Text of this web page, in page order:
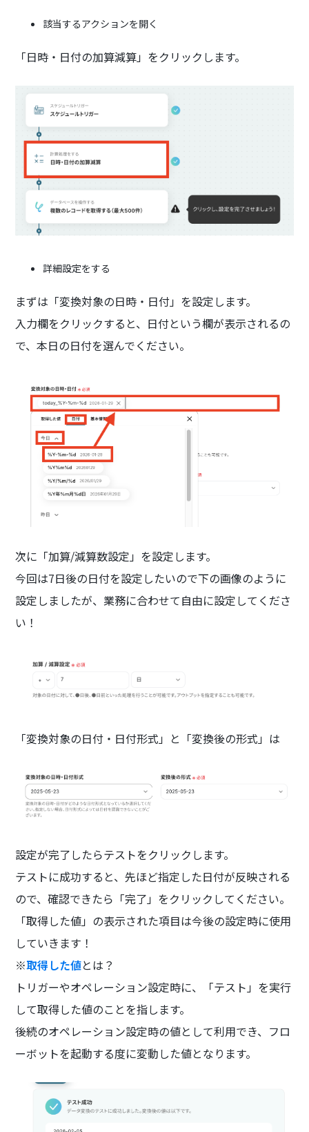
該当するアクションを開く
「日時・日付の加算減算」をクリックします。
詳細設定をする
まずは「変換対象の日時・日付」を設定します。
入力欄をクリックすると、日付という欄が表示されるの
で、本日の日付を選んでください。
次に「加算/減算数設定」を設定します。
今回は7日後の日付を設定したいので下の画像のように
設定しましたが、業務に合わせて自由に設定してくださ
い！
「変換対象の日付・日付形式」と「変換後の形式」は
設定が完了したらテストをクリックします。
テストに成功すると、先ほど指定した日付が反映される
ので、確認できたら「完了」をクリックしてください。
「取得した値」の表示された項目は今後の設定時に使用
していきます！
※取得した値とは？
トリガーやオペレーション設定時に、「テスト」を実行
して取得した値のことを指します。
後続のオペレーション設定時の値として利用でき、フロ
ーボットを起動する度に変動した値となります。